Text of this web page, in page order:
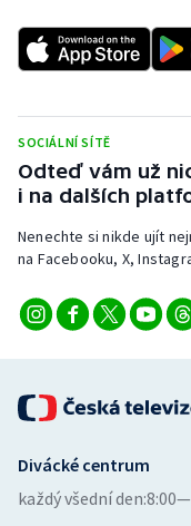
SOCIÁLNÍ SÍTĚ
Odteď vám už
i na dalších
Nenechte si nikde ujít
na Facebooku, X,
Divácké centrum
každý všední den: